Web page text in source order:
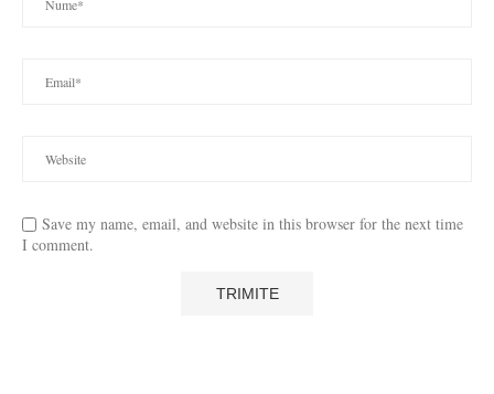
Save my name, email, and website in this browser for the next time
I comment.